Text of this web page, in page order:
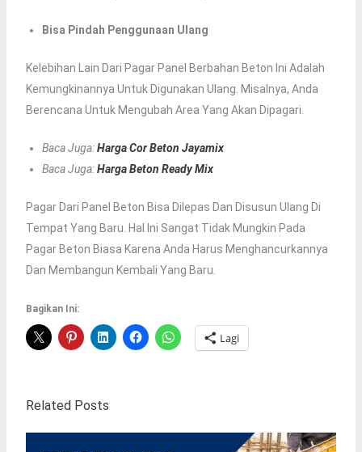
Bisa Pindah Penggunaan Ulang
Kelebihan Lain Dari Pagar Panel Berbahan Beton Ini Adalah
Kemungkinannya Untuk Digunakan Ulang. Misalnya, Anda
Berencana Untuk Mengubah Area Yang Akan Dipagari.
Baca Juga:Harga Cor Beton Jayamix
Baca Juga:Harga Beton Ready Mix
Pagar Dari Panel Beton Bisa Dilepas Dan Disusun Ulang Di
Tempat Yang Baru. Hal Ini Sangat Tidak Mungkin Pada
Pagar Beton Biasa Karena Anda Harus Menghancurkannya
Dan Membangun Kembali Yang Baru.
Bagikan Ini:
Lagi
Related Posts